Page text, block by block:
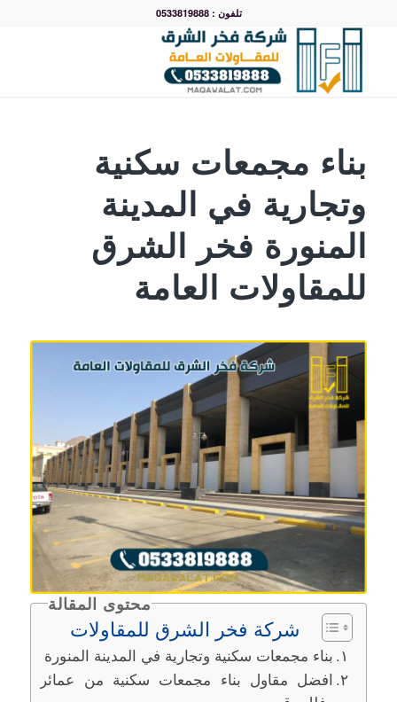
تلفون : 0533819888
بناء مجمعات سكنية
وتجارية في المدينة
المنورة فخر الشرق
للمقاولات العامة
محتوى المقالة
شركة فخر الشرق للمقاولات
بناء مجمعات سكنية وتجارية في المدينة المنورة
افضل مقاول بناء مجمعات سكنية من عمائر